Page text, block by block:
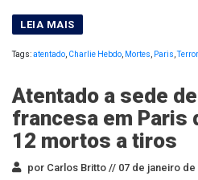
Tags:atentado Charlie Hebdo Mortes Paris ,
Atentado a sede
francesa em Paris
12 mortos a tiros
por Carlos Britto // 07 de janeiro de